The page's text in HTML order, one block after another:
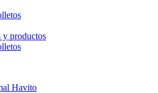
y productos
Havito